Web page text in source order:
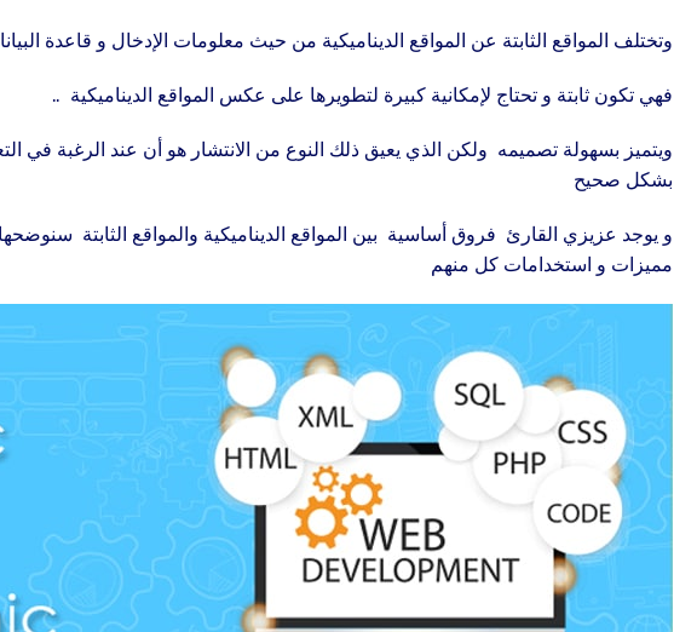
وتختلف المواقع الثابتة عن المواقع الديناميكية من حيث معلومات الإدخال و قاعدة
فهي تكون ثابتة و تحتاج لإمكانية كبيرة لتطويرها على عكس المواقع الديناميكية ..
ويتميز بسهولة تصميمه ولكن الذي يعيق ذلك النوع من الانتشار هو أن عند الرغبة في
بشكل صحيح
و يوجد عزيزي القارئ فروق أساسية بين المواقع الديناميكية والمواقع الثابتة
مميزات و استخدامات كل منهم